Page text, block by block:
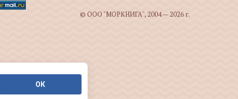
© ООО "МОРКНИГА", 2004 — 2026 г.
ОК